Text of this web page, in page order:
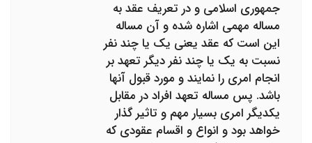
جمهوری اسلامی و در تعریف عقد به
مساله مهمی اشاره شده و آن مساله
این است که عقد یعنی یک یا چند نفر
نسبت به یک یا چند نفر دیگر تعهد بر
انجام امری را نمایند و مورد قبول آنها
باشد. پس مساله تعهد افراد در مقابل
یکدیگر امری بسیار مهم و تاثیر گذار
خواهد بود و انواع و اقسام عقودی که